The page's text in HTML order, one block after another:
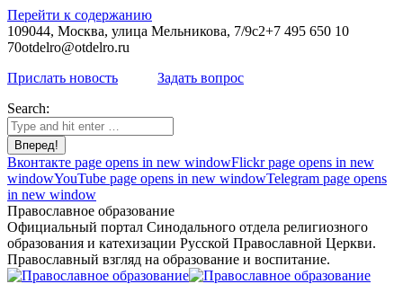
Перейти к содержанию
109044, Москва, улица Мельникова, 7/9с2+7 495 650 10
70otdelro@otdelro.ru
Прислать новость
Задать вопрос
Search:
Вконтакте page opens in new windowFlickr page opens in new
windowYouTube page opens in new windowTelegram page opens
in new window
Православное образование
Официальный портал Синодального отдела религиозного
образования и катехизации Русской Православной Церкви.
Православный взгляд на образование и воспитание.